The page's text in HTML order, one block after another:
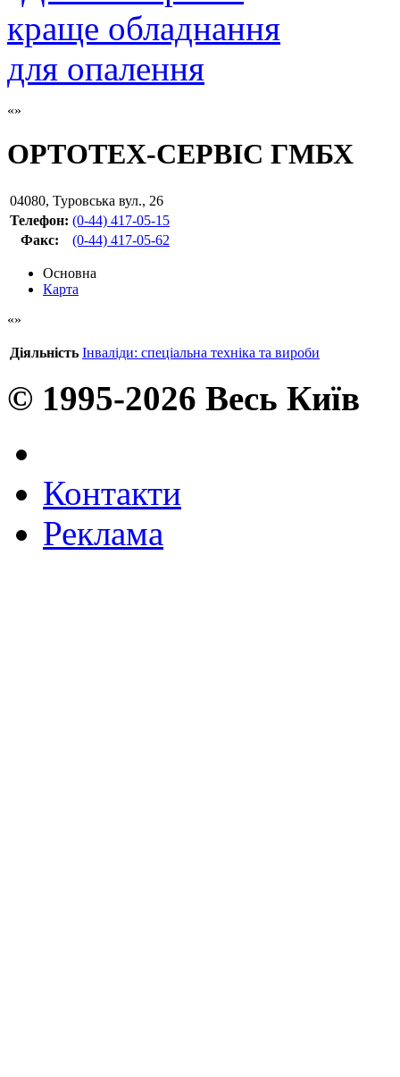
ОРТОТЕХ-СЕРВІС ГМБХ
04080, Туровська вул., 26
Телефон: (0-44) 417-05-15
Факс: (0-44) 417-05-62
Основна
Карта
Діяльність Інваліди: спеціальна техніка та вироби
© 1995-2026 Весь Київ
Контакти
Реклама